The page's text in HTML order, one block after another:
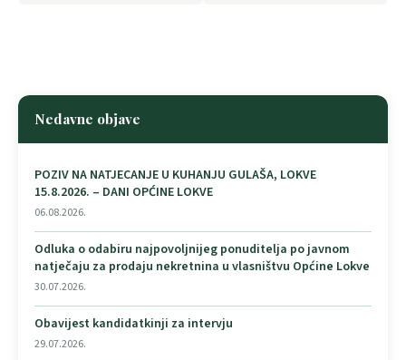
Nedavne objave
POZIV NA NATJECANJE U KUHANJU GULAŠA, LOKVE
15.8.2026. – DANI OPĆINE LOKVE
06.08.2026.
Odluka o odabiru najpovoljnijeg ponuditelja po javnom
natječaju za prodaju nekretnina u vlasništvu Općine Lokve
30.07.2026.
Obavijest kandidatkinji za intervju
29.07.2026.